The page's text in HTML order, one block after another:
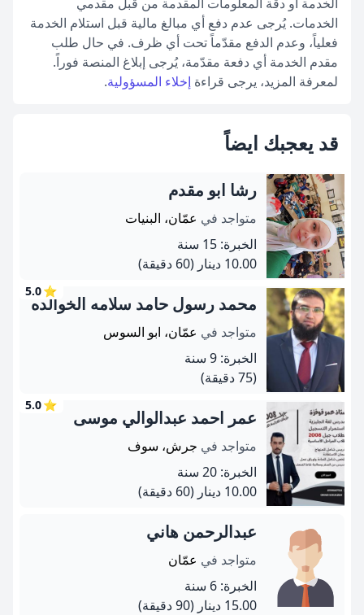
الخدمات. يُرجى عدم دفع أي مبالغ مالية قبل استلام الخدمة
فعلياً، وعدم الدفع مقدّماً تحت أي ظرف. في حال طلب
مقدم الخدمة أي دفعة مقدّمة، يُرجى إبلاغ المنصة فوراً.
لمعرفة المزيد، يرجى قراءة إخلاء المسؤولية.
قد يعجبك ايضاً
رشا ابو مقدم
متواجد في عمّان، البنيات
الخبرة: 15 سنة
10.00 دينار
(60 دقيقة)
⭐
5.0
محمد رسول حامد سلامه الخوالده
متواجد في عمّان، ابو السوس
الخبرة: 9 سنة
(75 دقيقة)
⭐
5.0
عمر احمد عبدالوالي موسى
متواجد في جرش، سوف
الخبرة: 20 سنة
10.00 دينار
(60 دقيقة)
عبدالرحمن هاني
متواجد في عمّان
الخبرة: 6 سنة
15.00 دينار
(90 دقيقة)